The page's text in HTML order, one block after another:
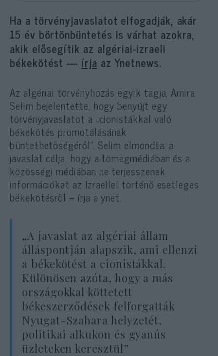
Ha a törvényjavaslatot elfogadják, akár
15 év börtönbüntetés is várhat azokra,
akik elősegítik az algériai-izraeli
békekötést — írja az Ynetnews.
Az algériai törvényhozás egyik tagja, Amira
Selim bejelentette, hogy benyújt egy
törvényjavaslatot a „cionistákkal való
békekötés promotálásának
büntethetőségéről”. Selim elmondta: a
javaslat célja, hogy a tömegmédiában és a
közösségi médiában ne terjesszenek
információkat az Izraellel történő esetleges
békekötésről – írja a ynet.
„A javaslat az algériai állam
álláspontján alapszik, ami ellenzi
a békekötést a cionistákkal.
Különösen azóta, hogy a más
országokkal köttetett
békeszerződések felforgatták
Nyugat-Szahara helyzetét,
politikai alkukon és gyanús
üzleteken keresztül”